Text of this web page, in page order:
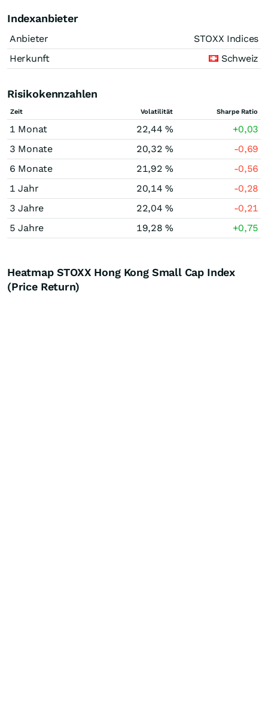
Indexanbieter
Anbieter
STOXX Indices
Herkunft
Schweiz
Risikokennzahlen
Zeit Volatilität Sharpe Ratio
1 Monat 22,44 %
+0,03
3 Monate
20,32 %
-0,69
6 Monate
21,92 %
-0,56
1 Jahr
20,14 %
-0,28
3 Jahre
22,04 %
-0,21
5 Jahre
19,28 % +0,75
Heatmap STOXX Hong Kong Small Cap Index
(Price Return)